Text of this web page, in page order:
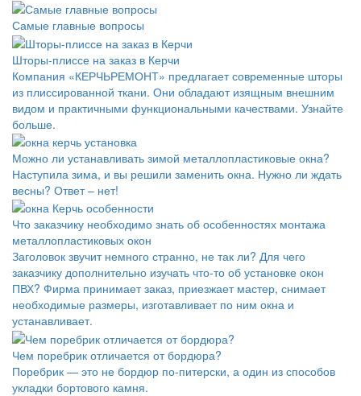
Самые главные вопросы
Шторы-плиссе на заказ в Керчи
Компания «КЕРЧЬРЕМОНТ» предлагает современные шторы
из плиссированной ткани. Они обладают изящным внешним
видом и практичными функциональными качествами. Узнайте
больше.
Можно ли устанавливать зимой металлопластиковые окна?
Наступила зима, и вы решили заменить окна. Нужно ли ждать
весны? Ответ – нет!
Что заказчику необходимо знать об особенностях монтажа
металлопластиковых окон
Заголовок звучит немного странно, не так ли? Для чего
заказчику дополнительно изучать что-то об установке окон
ПВХ? Фирма принимает заказ, приезжает мастер, снимает
необходимые размеры, изготавливает по ним окна и
устанавливает.
Чем поребрик отличается от бордюра?
Поребрик — это не бордюр по-питерски, а один из способов
укладки бортового камня.